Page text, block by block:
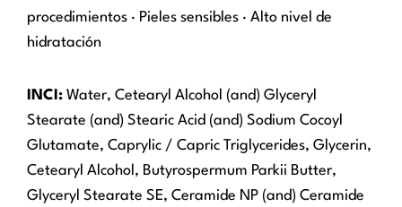
procedimientos · Pieles sensibles · Alto nivel de
hidratación
INCI: Water, Cetearyl Alcohol (and) Glyceryl
Stearate (and) Stearic Acid (and) Sodium Cocoyl
Glutamate, Caprylic / Capric Triglycerides, Glycerin,
Cetearyl Alcohol, Butyrospermum Parkii Butter,
Glyceryl Stearate SE, Ceramide NP (and) Ceramide